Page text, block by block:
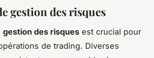
gestion des risques
gestion des risques est crucial pour
de trading. Diverses